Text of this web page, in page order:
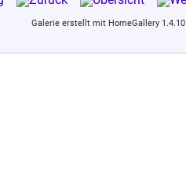
Galerie erstellt mit HomeGallery 1.4.10